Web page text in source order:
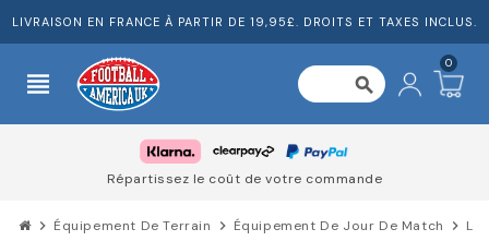
LIVRAISON EN FRANCE À PARTIR DE 19,95£. DROITS ET TAXES INCLUS.
view_headline search
0
Répartissez le coût de votre commande
chevron_right Équipement De Terrain chevron_right Équipement De Jour De Match chevron_right